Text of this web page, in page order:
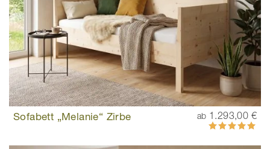
Sofabett „Melanie“ Zirbe ab 1.293,00 €
Bewertung:
100%